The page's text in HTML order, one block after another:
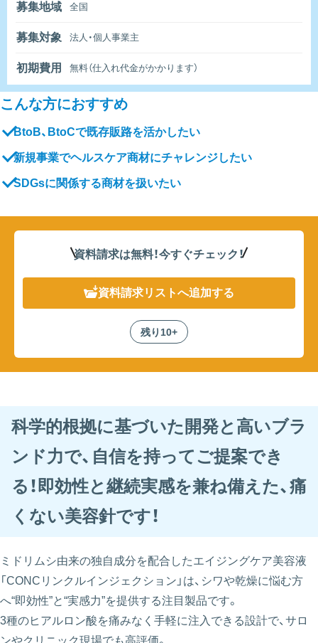
募集地域 全国
募集対象 法人・個人事業主
初期費用 無料（仕入れ代金がかかります）
こんな方におすすめ
BtoB、BtoCで既存販路を活かしたい
新規事業でヘルスケア商材にチャレンジしたい
SDGsに関係する商材を扱いたい
資料請求は無料！今すぐチェック！
資料請求リストへ追加する
残り10+
科学的根拠に基づいた開発と高いブラ
ンド力で、自信を持ってご提案でき
る！即効性と継続実感を兼ね備えた、痛
くない美容針です！
ミドリムシ由来の独自成分を配合したエイジングケア美容液
「CONCリンクルインジェクション」は、シワや乾燥に悩む方
へ“即効性”と“実感力”を提供する注目製品です。
3種のヒアルロン酸を痛みなく手軽に注入できる設計で、サロ